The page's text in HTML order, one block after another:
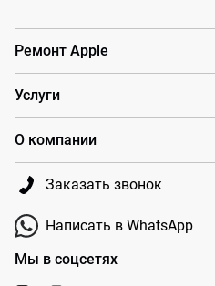
Заказать звонок
Написать в WhatsApp
Ремонт Apple
Услуги
О компании
Мы в соцсетях